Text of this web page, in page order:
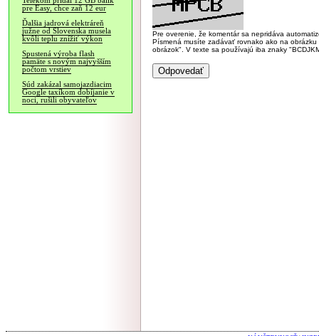
pre Easy, chce zaň 12 eur
Ďalšia jadrová elektráreň
južne od Slovenska musela
kvôli teplu znížiť výkon
Spustená výroba flash
pamäte s novým najvyšším
počtom vrstiev
Súd zakázal samojazdiacim
Google taxíkom dobíjanie v
noci, rušili obyvateľov
Pre overenie, že komentár sa nepridáva
Písmená musíte zadávať rovnako ako na
obrázok". V texte sa používajú iba znaky